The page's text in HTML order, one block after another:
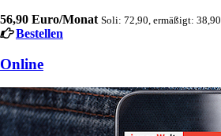
56,90 Euro/Monat Soli: 72,90, ermäßigt: 38,90
Bestellen
Online